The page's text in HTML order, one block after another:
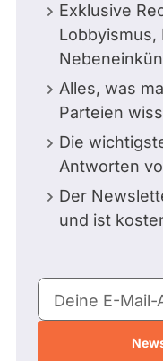
Exklusive
Lobbyismus,
Alles, was
Parteien
Die
Antworten
Der
und ist
E-
Mail-
Deine E-Mail-